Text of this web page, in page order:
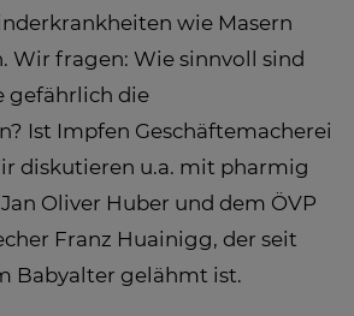
wie Masern
Wir fragen: Wie sinnvoll sind
gefährlich die
Ist Impfen Geschäftemacherei
diskutieren u.a. mit pharmig
Oliver Huber und dem ÖVP
Franz Huainigg, der seit
Babyalter gelähmt ist.